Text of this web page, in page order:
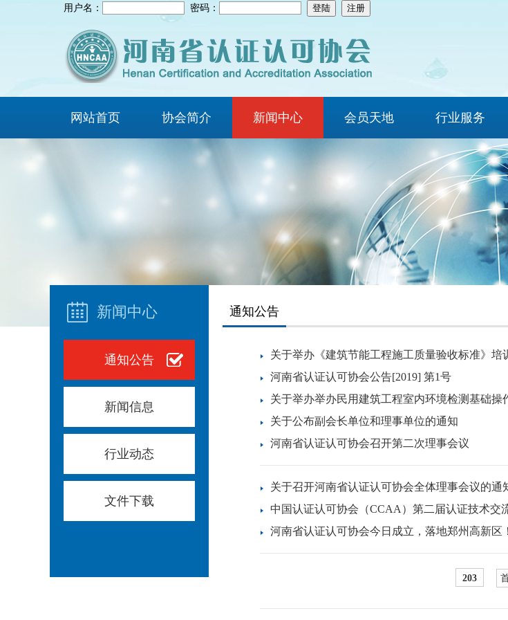
用户名： 密码：
网站首页 协会简介 新闻中心 会员天地 行业服务
新闻中心
通知公告
新闻信息
行业动态
文件下载
通知公告
关于举办《建筑节能工程施工质量验收标准》培
河南省认证认可协会公告[2019] 第1号
关于举办举办民用建筑工程室内环境检测基础操
关于公布副会长单位和理事单位的通知
河南省认证认可协会召开第二次理事会议
关于召开河南省认证认可协会全体理事会议的通
中国认证认可协会（CCAA）第二届认证技术交
河南省认证认可协会今日成立，落地郑州高新区！
203